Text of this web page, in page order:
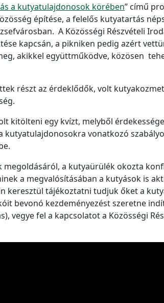
a kutyatulajdonosok körében” című
építése, a felelős kutyatartás
A Közösségi Részvételi
kapcsán, a pikniken pedig azért
akikkel együttműködve, közösen
részt az érdeklődők, volt
kitölteni egy kvízt, melyből
vonatkozó
a kutyaürülék okozta
a megvalósításában a kutyások is
keresztül tájékoztatni tudjuk őket a
bevonó kezdeményezést szeretne
vegye fel a kapcsolatot a Közösségi